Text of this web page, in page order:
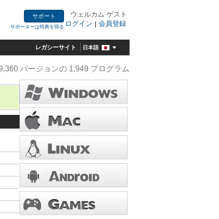
サポート
サポーターは特典を得る
ウェルカム ゲスト
ログイン | 会員登録
レガシーサイト 日本語
バージョンの 1,949 プログラム